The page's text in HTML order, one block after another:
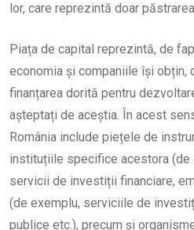
lor, care reprezintă doar
Piața de capital reprezintă, de
economia și companiile își obțin,
finanțarea dorită pentru
așteptați de aceștia. În acest
România include piețele de
instituțiile specifice acestora
servicii de investiții financiare,
(de exemplu, serviciile de
publice etc.), precum și